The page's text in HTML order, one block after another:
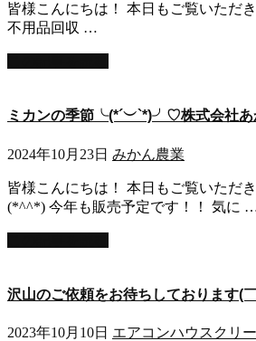
皆様こんにちは！ 本日もご覧いただ
不用品回収 …
ミカンの季節╰(*´︶`*)╯♡株式会社あ
2024年10月23日 みかん農業
皆様こんにちは！ 本日もご覧いただ
(*^^*) 今年も販売予定です！！ 気に
沢山のご依頼をお待ちしております(
2023年10月10日 エアコンハウスクリ